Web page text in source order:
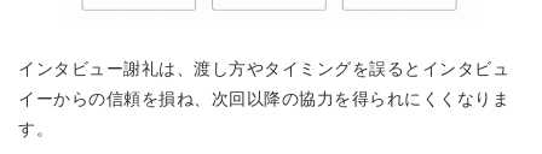
インタビュー謝礼は、渡し方やタイミングを誤るとインタビュ
イーからの信頼を損ね、次回以降の協力を得られにくくなりま
す。